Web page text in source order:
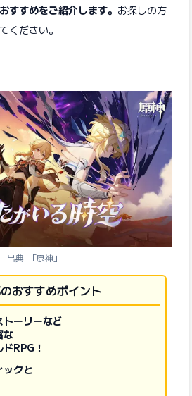
すすめをご紹介します。 お探しの方
ください。
出典: 「原神」
おすすめポイント
ーリーなど
な
RPG！
クと